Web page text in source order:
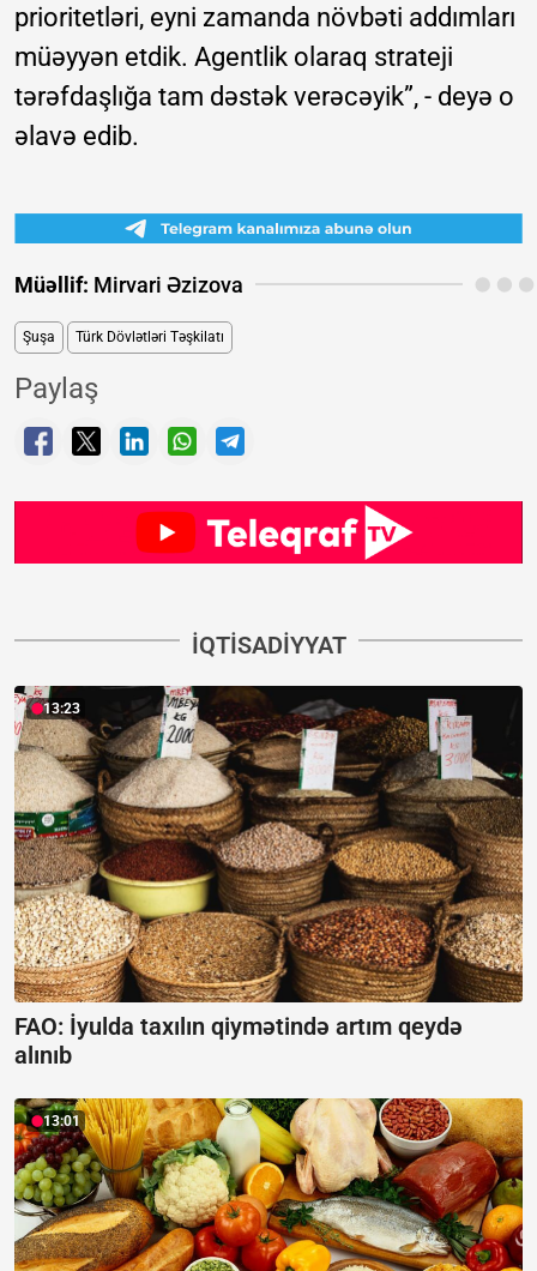
prioritetləri, eyni zamanda növbəti addımları
müəyyən etdik. Agentlik olaraq strateji
tərəfdaşlığa tam dəstək verəcəyik”, - deyə o
əlavə edib.
Müəllif: Mirvari Əzizova
Şuşa Türk Dövlətləri Təşkilatı
Paylaş
İQTISADIYYAT
13:23
FAO: İyulda taxılın qiymətində artım qeydə
alınıb
13:01